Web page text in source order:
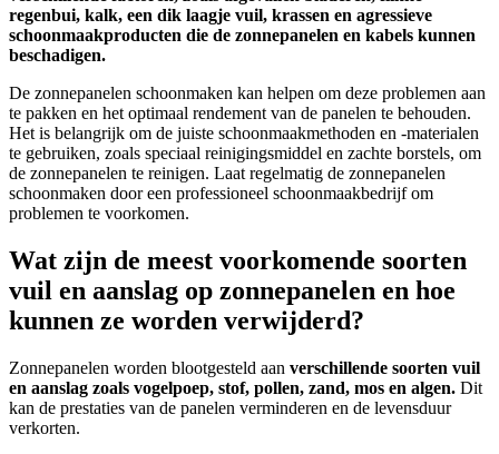
regenbui, kalk, een dik laagje vuil, krassen en agressieve
schoonmaakproducten die de zonnepanelen en kabels kunnen
beschadigen.
De zonnepanelen schoonmaken kan helpen om deze problemen aan
te pakken en het optimaal rendement van de panelen te behouden.
Het is belangrijk om de juiste schoonmaakmethoden en -materialen
te gebruiken, zoals speciaal reinigingsmiddel en zachte borstels, om
de zonnepanelen te reinigen. Laat regelmatig de zonnepanelen
schoonmaken door een professioneel schoonmaakbedrijf om
problemen te voorkomen.
Wat zijn de meest voorkomende soorten
vuil en aanslag op zonnepanelen en hoe
kunnen ze worden verwijderd?
Zonnepanelen worden blootgesteld aan verschillende soorten vuil
en aanslag zoals vogelpoep, stof, pollen, zand, mos en algen. Dit
kan de prestaties van de panelen verminderen en de levensduur
verkorten.